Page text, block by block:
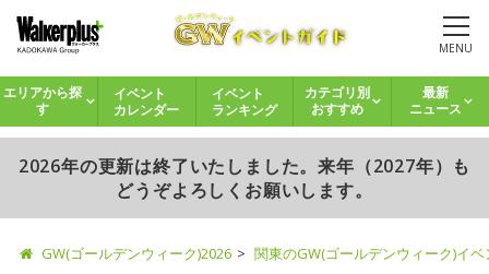
MENU
エリアから探
す
イベント
カレンダー
イベント
ランキング
カテゴリ別
おすすめ
最新
ニュース
2026年の更新は終了いたしました。来年（2027年）も
どうぞよろしくお願いします。
GW(ゴールデンウィーク)2026 関東のGW(ゴールデンウィーク)イ